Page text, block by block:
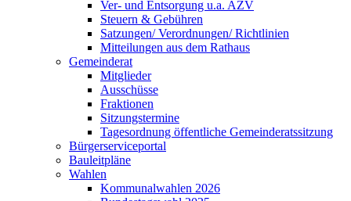
Ver- und Entsorgung u.a. AZV
Steuern & Gebühren
Satzungen/ Verordnungen/ Richtlinien
Mitteilungen aus dem Rathaus
Gemeinderat
Mitglieder
Ausschüsse
Fraktionen
Sitzungstermine
Tagesordnung öffentliche Gemeinderatssitzung
Bürgerserviceportal
Bauleitpläne
Wahlen
Kommunalwahlen 2026